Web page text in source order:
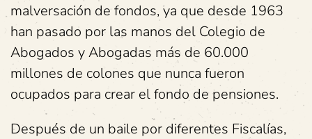
malversación de fondos, ya que desde 1963
han pasado por las manos del Colegio de
Abogados y Abogadas más de 60.000
millones de colones que nunca fueron
ocupados para crear el fondo de pensiones.
Después de un baile por diferentes Fiscalías,